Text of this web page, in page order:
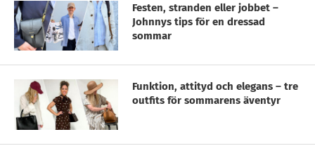
Festen, stranden eller jobbet –
Johnnys tips för en dressad
sommar
Funktion, attityd och elegans – tre
outfits för sommarens äventyr